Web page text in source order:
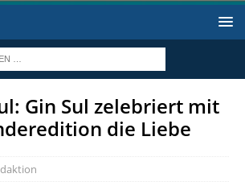
Gin Sul zelebriert mit
die Liebe